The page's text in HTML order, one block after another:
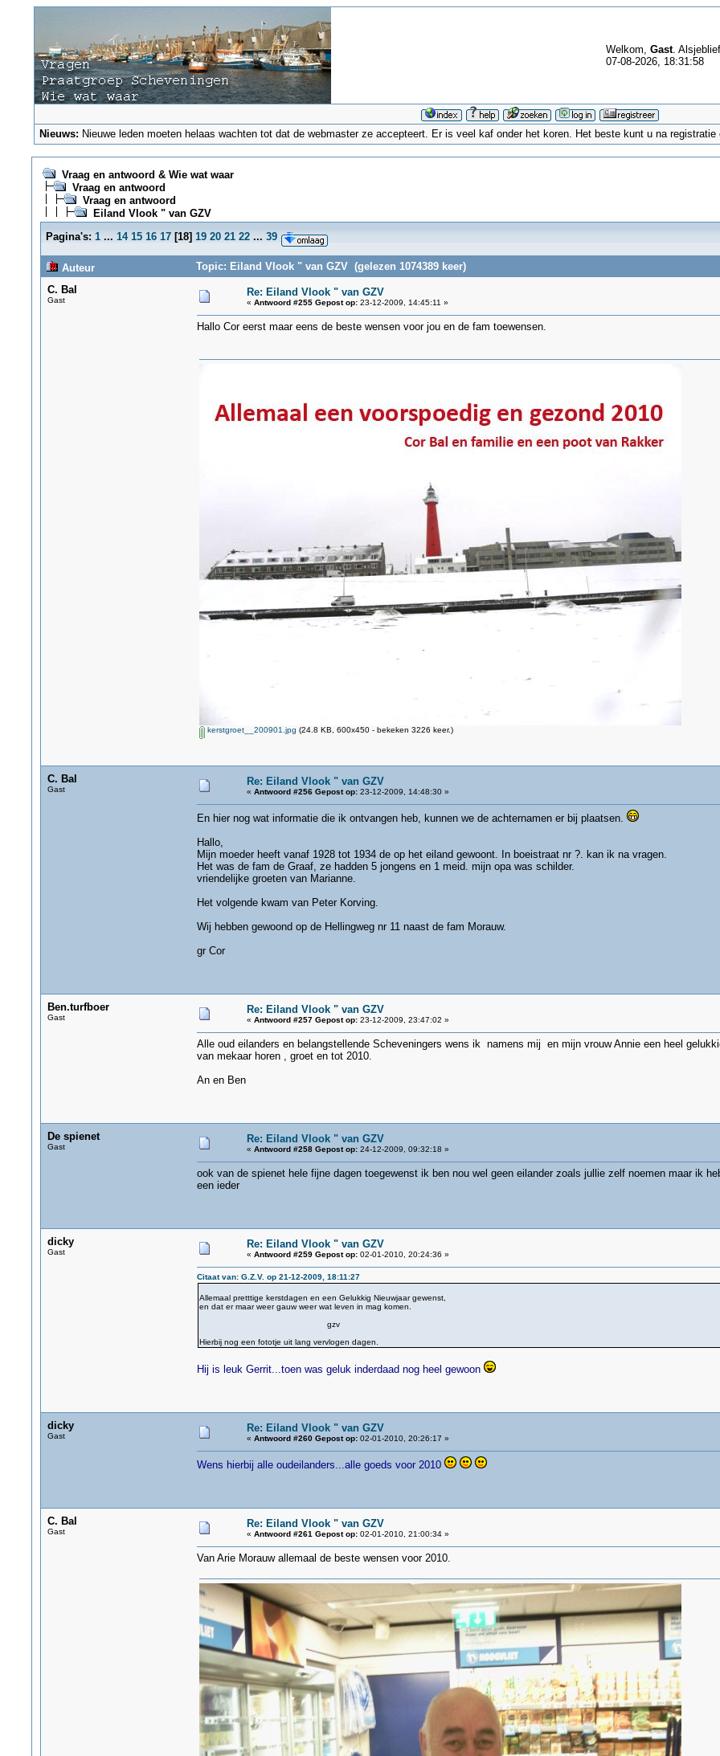
Welkom, Gast.
07-08-2026, 18:31:58
Nieuws: Nieuwe leden moeten helaas wachten tot dat de webmaster ze accepteert. Er is veel kaf onder het koren. Het beste kunt u na
Vraag en antwoord & Wie wat waar
Vraag en antwoord
Vraag en antwoord
Eiland Vlook " van GZV
Pagina's: 1 ... 14 15 16 17 [18] 19 20 21 22 ... 39
Auteur
Topic: Eiland Vlook " van GZV (gelezen 1074389 keer)
C. Bal
Gast
Re: Eiland Vlook " van GZV
« Antwoord #255 Gepost op: 23-12-2009, 14:45:11 »
Hallo Cor eerst maar eens de beste wensen voor jou en de fam toewensen.
kerstgroet__200901.jpg (24.8 KB, 600x450 - bekeken 3226 keer.)
C. Bal
Gast
Re: Eiland Vlook " van GZV
« Antwoord #256 Gepost op: 23-12-2009, 14:48:30 »
En hier nog wat informatie die ik ontvangen heb, kunnen we de achternamen er bij plaatsen.
Hallo,
Mijn moeder heeft vanaf 1928 tot 1934 de op het eiland gewoont. In boeistraat nr ?. kan ik na vragen.
Het was de fam de Graaf, ze hadden 5 jongens en 1 meid. mijn opa was schilder.
vriendelijke groeten van Marianne.
Het volgende kwam van Peter Korving.
Wij hebben gewoond op de Hellingweg nr 11 naast de fam Morauw.
gr Cor
Ben.turfboer
Gast
Re: Eiland Vlook " van GZV
« Antwoord #257 Gepost op: 23-12-2009, 23:47:02 »
Alle oud eilanders en belangstellende Scheveningers wens ik namens mij en mijn vrouw Annie een heel
van mekaar horen , groet en tot 2010.
An en Ben
De spienet
Gast
Re: Eiland Vlook " van GZV
« Antwoord #258 Gepost op: 24-12-2009, 09:32:18 »
ook van de spienet hele fijne dagen toegewenst ik ben nou wel geen eilander zoals jullie zelf noemen maar ik
een ieder
dicky
Gast
Re: Eiland Vlook " van GZV
« Antwoord #259 Gepost op: 02-01-2010, 20:24:36 »
Citaat van: G.Z.V. op 21-12-2009, 18:11:27
Allemaal pretttige kerstdagen en een Gelukkig Nieuwjaar gewenst,
en dat er maar weer gauw weer wat leven in mag komen.
gzv
Hierbij nog een fototje uit lang vervlogen dagen.
Hij is leuk Gerrit...toen was geluk inderdaad nog heel gewoon
dicky
Gast
Re: Eiland Vlook " van GZV
« Antwoord #260 Gepost op: 02-01-2010, 20:26:17 »
Wens hierbij alle oudeilanders...alle goeds voor 2010
C. Bal
Gast
Re: Eiland Vlook " van GZV
« Antwoord #261 Gepost op: 02-01-2010, 21:00:34 »
Van Arie Morauw allemaal de beste wensen voor 2010.